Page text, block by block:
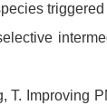
T. Improving